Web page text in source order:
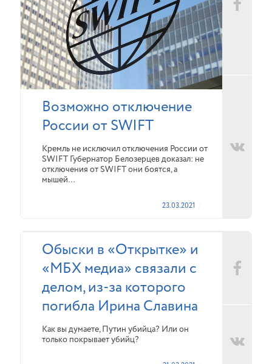
Возможно отключение
России от SWIFT
Кремль не исключил отключения России от
SWIFT Губернатор Белозерцев доказал: не
отключения от SWIFT они боятся, а
мышей…
23.03.2021
Обыски в «Открытке» и
«МБХ медиа» связали с
делом, из-за которого
погибла Ирина Славина
Как вы думаете, Путин убийца? Или он
только покрывает убийц?